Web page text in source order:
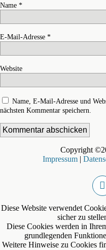
Name *
E-Mail-Adresse *
Website
Name, E-Mail-Adresse und
nächsten Kommentar speichern.
Copyright
Impressum |
Diese Website verwendet
sicher zu
Diese Cookies werden in
grundlegenden
Weitere Hinweise zu Cookies